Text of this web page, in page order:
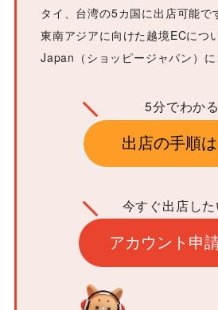
タイ、台湾の5カ国に出店可能で
東南アジアに向けた越境ECにつ
Japan（ショッピージャパン）に
5分でわかる
出店の手順
今すぐ出店し
アカウント申